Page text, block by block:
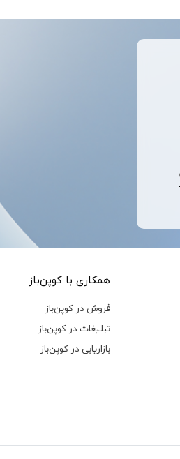
همکاری با کوپن‌باز
فروش در کوپن‌باز
تبلیغات در کوپن‌باز
بازاریابی در کوپن‌باز